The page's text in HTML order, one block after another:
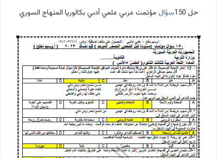
حل 150 سؤال مؤتمت عربي علمي أدبي بكالوريا المنهاج السوري